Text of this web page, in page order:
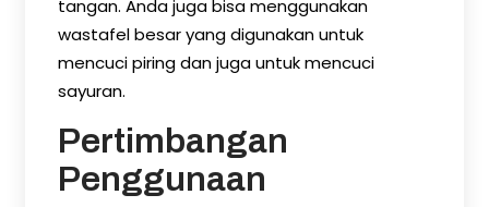
tangan. Anda juga bisa menggunakan
wastafel besar yang digunakan untuk
mencuci piring dan juga untuk mencuci
sayuran.
Pertimbangan
Penggunaan